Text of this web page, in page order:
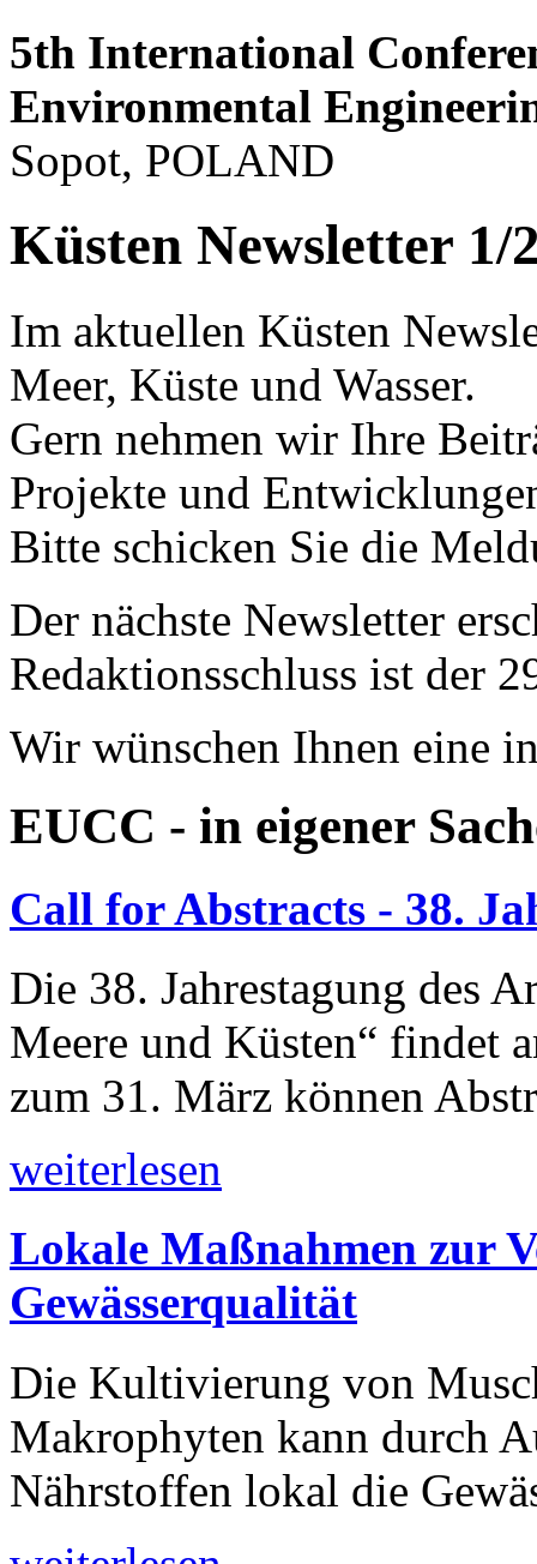
5th International
Environmental
Sopot, POLAND
Küsten Newsletter 1/
Im aktuellen Küsten
Meer, Küste und Wasser.
Gern nehmen wir Ihre
Projekte und
Bitte schicken Sie die
Der nächste Newsletter
Redaktionsschluss ist der
Wir wünschen Ihnen eine
EUCC - in eigener
Call for Abstracts - 38.
Die 38. Jahrestagung des
Meere und Küsten“ findet
zum 31. März können
weiterlesen
Lokale Maßnahmen zur
Gewässerqualität
Die Kultivierung von
Makrophyten kann durch
Nährstoffen lokal die